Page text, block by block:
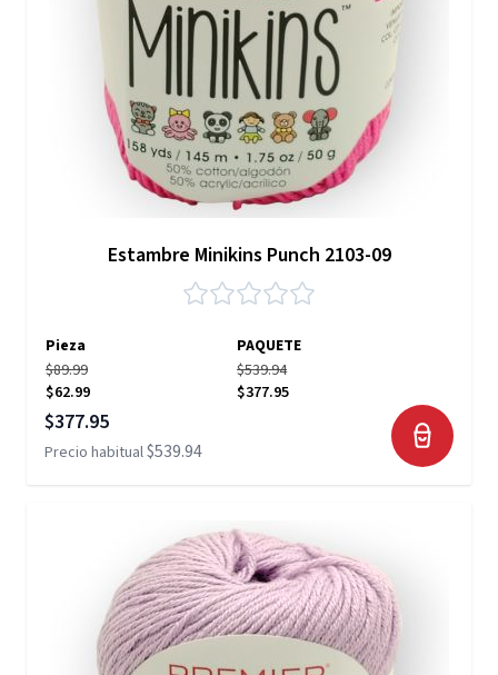
Estambre Minikins Punch 2103-09
Pieza
PAQUETE
$89.99
$62.99
$539.94
$377.95
Precio especial
$377.95
Precio habitual$539.94